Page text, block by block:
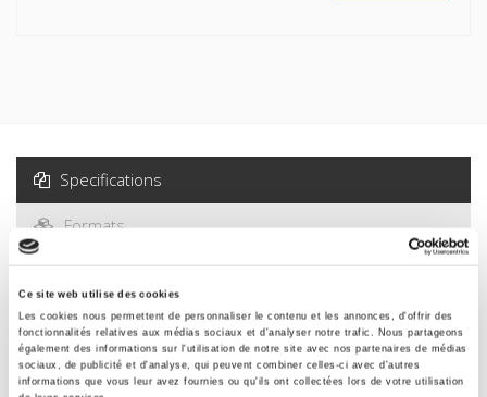
Ce site web utilise des cookies
Les cookies nous permettent de personnaliser le contenu et les annonces, d'offrir des
fonctionnalités relatives aux médias sociaux et d'analyser notre trafic. Nous partageons
également des informations sur l'utilisation de notre site avec nos partenaires de médias
sociaux, de publicité et d'analyse, qui peuvent combiner celles-ci avec d'autres
informations que vous leur avez fournies ou qu'ils ont collectées lors de votre utilisation
Specifications
Formats
Contents
Specifications